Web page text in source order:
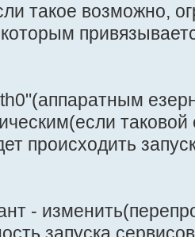
такое возможно,
таковой
происходить
-